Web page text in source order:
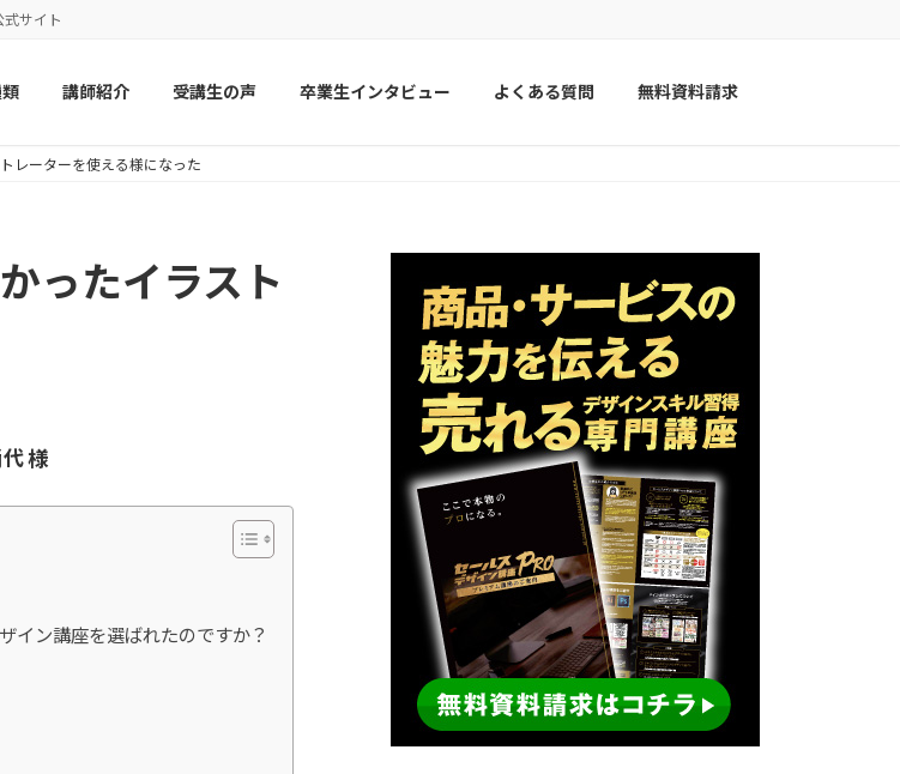
サイト
講師紹介 受講生の声 卒業生インタビュー よくある質問 無料資料請求
レーターを使える様になった
ったイラスト
様
イン講座を選ばれたのですか？